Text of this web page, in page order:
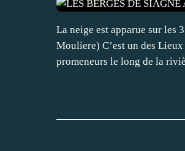
La neige est apparue sur les
Mouliere) C’est un des
promeneurs le long de la